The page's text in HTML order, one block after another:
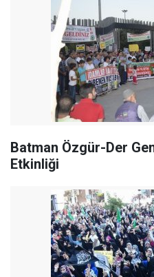
Batman Özgür-Der
Etkinliği